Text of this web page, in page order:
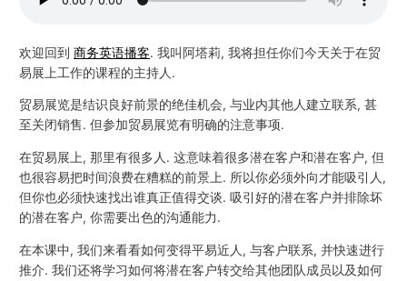
欢迎回到商务英语播客. 我叫阿塔莉, 我将担任你们今天关于在贸
易展上工作的课程的主持人.
贸易展览是结识良好前景的绝佳机会, 与业内其他人建立联系, 甚
至关闭销售. 但参加贸易展览有明确的注意事项.
在贸易展上, 那里有很多人. 这意味着很多潜在客户和潜在客户, 但
也很容易把时间浪费在糟糕的前景上. 所以你必须外向才能吸引人,
但你也必须快速找出谁真正值得交谈. 吸引好的潜在客户并排除坏
的潜在客户, 你需要出色的沟通能力.
在本课中, 我们来看看如何变得平易近人, 与客户联系, 并快速进行
推介. 我们还将学习如何将潜在客户转交给其他团队成员以及如何